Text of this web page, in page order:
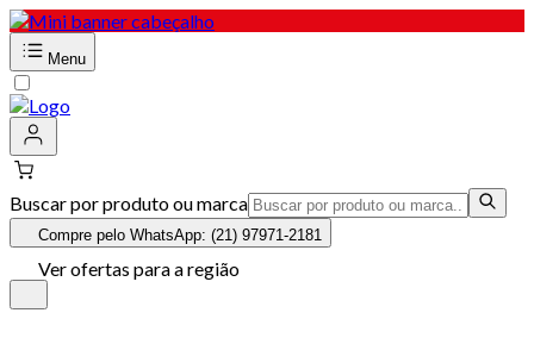
Menu
Buscar por produto ou marca
Compre pelo WhatsApp: (21) 97971-2181
Ver ofertas para a região